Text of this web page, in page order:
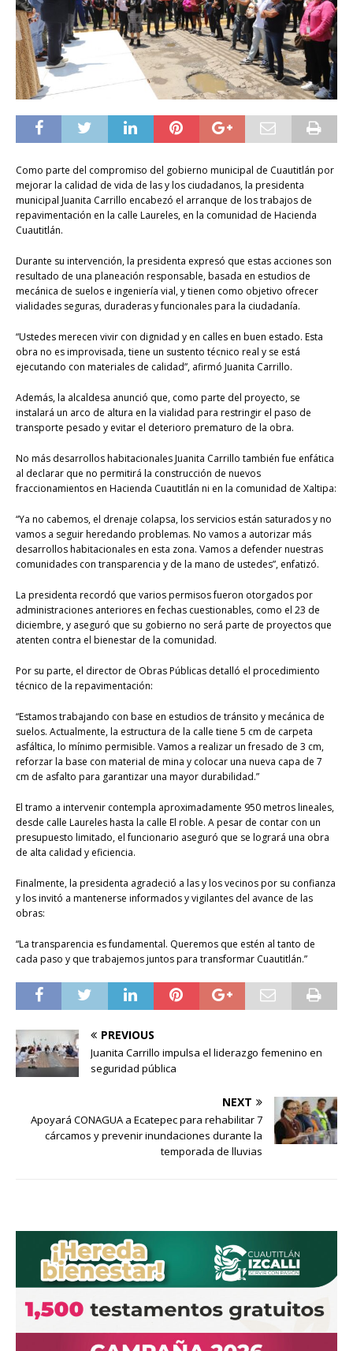
Como parte del compromiso del gobierno municipal de Cuautitlán por
mejorar la calidad de vida de las y los ciudadanos, la presidenta
municipal Juanita Carrillo encabezó el arranque de los trabajos de
repavimentación en la calle Laureles, en la comunidad de Hacienda
Cuautitlán.
Durante su intervención, la presidenta expresó que estas acciones son
resultado de una planeación responsable, basada en estudios de
mecánica de suelos e ingeniería vial, y tienen como objetivo ofrecer
vialidades seguras, duraderas y funcionales para la ciudadanía.
“Ustedes merecen vivir con dignidad y en calles en buen estado. Esta
obra no es improvisada, tiene un sustento técnico real y se está
ejecutando con materiales de calidad”, afirmó Juanita Carrillo.
Además, la alcaldesa anunció que, como parte del proyecto, se
instalará un arco de altura en la vialidad para restringir el paso de
transporte pesado y evitar el deterioro prematuro de la obra.
No más desarrollos habitacionales Juanita Carrillo también fue enfática
al declarar que no permitirá la construcción de nuevos
fraccionamientos en Hacienda Cuautitlán ni en la comunidad de Xaltipa:
“Ya no cabemos, el drenaje colapsa, los servicios están saturados y no
vamos a seguir heredando problemas. No vamos a autorizar más
desarrollos habitacionales en esta zona. Vamos a defender nuestras
comunidades con transparencia y de la mano de ustedes”, enfatizó.
La presidenta recordó que varios permisos fueron otorgados por
administraciones anteriores en fechas cuestionables, como el 23 de
diciembre, y aseguró que su gobierno no será parte de proyectos que
atenten contra el bienestar de la comunidad.
Por su parte, el director de Obras Públicas detalló el procedimiento
técnico de la repavimentación:
“Estamos trabajando con base en estudios de tránsito y mecánica de
suelos. Actualmente, la estructura de la calle tiene 5 cm de carpeta
asfáltica, lo mínimo permisible. Vamos a realizar un fresado de 3 cm,
reforzar la base con material de mina y colocar una nueva capa de 7
cm de asfalto para garantizar una mayor durabilidad.”
El tramo a intervenir contempla aproximadamente 950 metros lineales,
desde calle Laureles hasta la calle El roble. A pesar de contar con un
presupuesto limitado, el funcionario aseguró que se logrará una obra
de alta calidad y eficiencia.
Finalmente, la presidenta agradeció a las y los vecinos por su confianza
y los invitó a mantenerse informados y vigilantes del avance de las
obras:
“La transparencia es fundamental. Queremos que estén al tanto de
cada paso y que trabajemos juntos para transformar Cuautitlán.”
PREVIOUS
Juanita Carrillo impulsa el liderazgo femenino en
seguridad pública
NEXT
Apoyará CONAGUA a Ecatepec para rehabilitar 7
cárcamos y prevenir inundaciones durante la
temporada de lluvias